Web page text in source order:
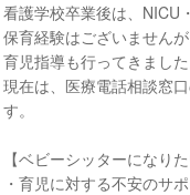
看護学校卒業後は、NICU
保育経験はございません
育児指導も行ってきまし
現在は、医療電話相談窓
す。
【ベビーシッターになり
・育児に対する不安のサ